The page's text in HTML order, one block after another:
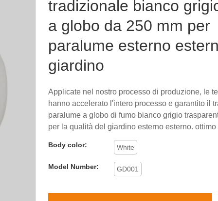
tradizionale bianco
a globo da 250 mm per
paralume esterno
giardino
Applicate nel nostro processo di produzione, le
hanno accelerato l'intero processo e garantito il
paralume a globo di fumo bianco grigio
per la qualità del giardino esterno esterno. ottimo
Body color: White
Model Number: GD001